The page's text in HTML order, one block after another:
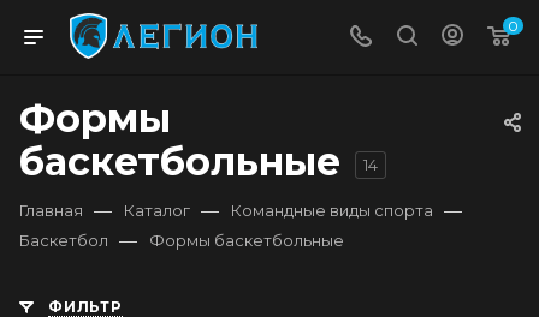
0
Формы
баскетбольные
14
Главная — Каталог — Командные виды спорта —
Баскетбол — Формы баскетбольные
ФИЛЬТР